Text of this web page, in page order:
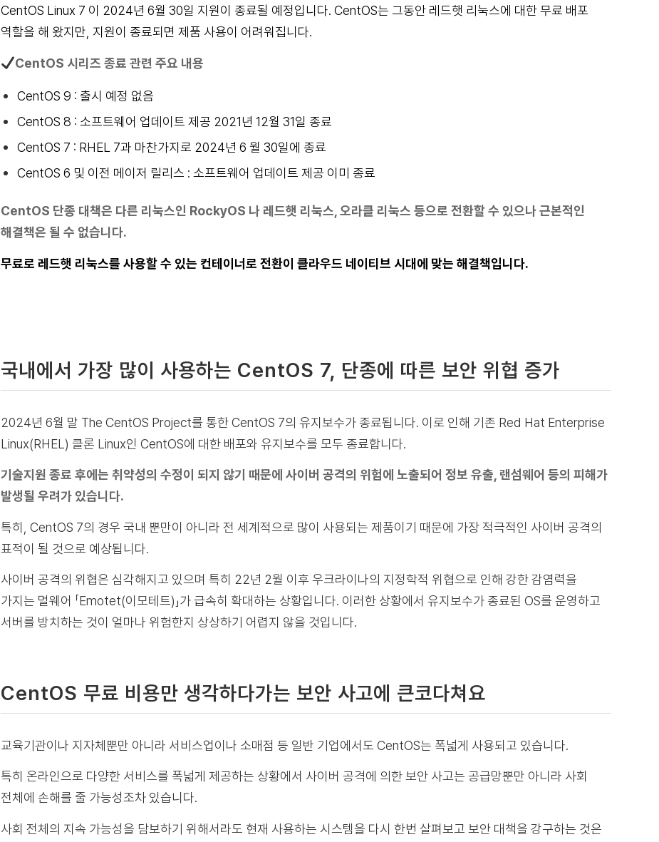
CentOS Linux 7 이 2024년 6월 30일 지원이 종료될 예정입니다. CentOS는 그동안 레드햇 리눅스에 대한 무료 배포
역할을 해 왔지만, 지원이 종료되면 제품 사용이 어려워집니다.
CentOS 시리즈 종료 관련 주요 내용
CentOS 9 : 출시 예정 없음
CentOS 8 : 소프트웨어 업데이트 제공 2021년 12월 31일 종료
CentOS 7 : RHEL 7과 마찬가지로 2024년 6 월 30일에 종료
CentOS 6 및 이전 메이저 릴리스 : 소프트웨어 업데이트 제공 이미 종료
CentOS 단종 대책은 다른 리눅스인 RockyOS 나 레드햇 리눅스, 오라클 리눅스 등으로 전환할 수 있으나 근본적인
해결책은 될 수 없습니다.
무료로 레드햇 리눅스를 사용할 수 있는 컨테이너로 전환이 클라우드 네이티브 시대에 맞는 해결책입니다.
국내에서 가장 많이 사용하는 CentOS 7, 단종에 따른 보안 위협 증가
2024년 6월 말 The CentOS Project를 통한 CentOS 7의 유지보수가 종료됩니다. 이로 인해 기존 Red Hat Enterprise
Linux(RHEL) 클론 Linux인 CentOS에 대한 배포와 유지보수를 모두 종료합니다.
기술지원 종료 후에는 취약성의 수정이 되지 않기 때문에 사이버 공격의 위험에 노출되어 정보 유출, 랜섬웨어 등의 피해가
발생될 우려가 있습니다.
특히, CentOS 7의 경우 국내 뿐만이 아니라 전 세계적으로 많이 사용되는 제품이기 때문에 가장 적극적인 사이버 공격의
표적이 될 것으로 예상됩니다.
사이버 공격의 위협은 심각해지고 있으며 특히 22년 2월 이후 우크라이나의 지정학적 위협으로 인해 강한 감염력을
가지는 멀웨어 「Emotet(이모테트)」가 급속히 확대하는 상황입니다. 이러한 상황에서 유지보수가 종료된 OS를 운영하고
서버를 방치하는 것이 얼마나 위험한지 상상하기 어렵지 않을 것입니다.
CentOS 무료 비용만 생각하다가는 보안 사고에 큰코다쳐요
교육기관이나 지자체뿐만 아니라 서비스업이나 소매점 등 일반 기업에서도 CentOS는 폭넓게 사용되고 있습니다.
특히 온라인으로 다양한 서비스를 폭넓게 제공하는 상황에서 사이버 공격에 의한 보안 사고는 공급망뿐만 아니라 사회
전체에 손해를 줄 가능성조차 있습니다.
사회 전체의 지속 가능성을 담보하기 위해서라도 현재 사용하는 시스템을 다시 한번 살펴보고 보안 대책을 강구하는 것은